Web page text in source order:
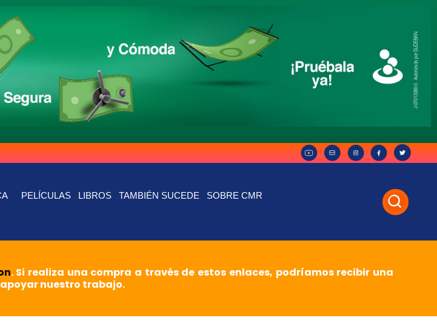
PELÍCULAS LIBROS TAMBIÉN SUCEDE SOBRE CMR
. Si realiza una compra a través de estos enlaces, podríamos recibir una
nuestro trabajo.